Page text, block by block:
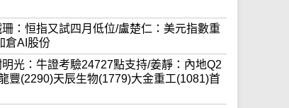
：恒指又試四月低位/盧楚仁：美元指數重
倉AI股份
光：牛證考驗24727點支持/姜靜：內地Q2
豐(2290)天辰生物(1779)大金重工(1081)首